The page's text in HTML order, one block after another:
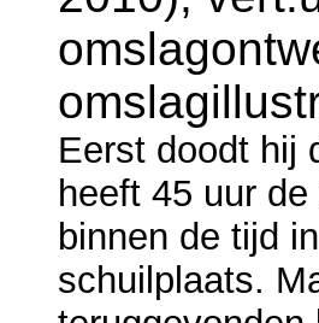
Eerst doodt hij
heeft 45 uur
binnen de tijd
schuilplaats.